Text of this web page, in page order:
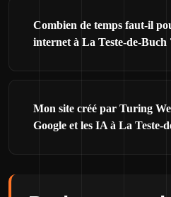
Combien de temps faut-il
internet à La Teste-de-Buch
Mon site créé par Turing
Google et les IA à La Teste-